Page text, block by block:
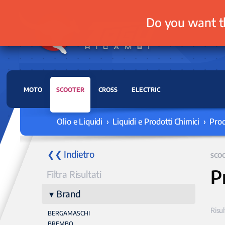
MOTO SCOOTER CROSS ELECTRIC
Olio e Liquidi › Liquidi e Prodotti Chimici ›
❮❮ Indietro
Filtra Risultati
Brand
BERGAMASCHI
Do you want